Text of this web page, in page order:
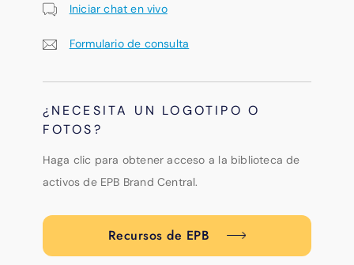
Iniciar chat en vivo
Formulario de consulta
¿NECESITA UN LOGOTIPO O
FOTOS?
Haga clic para obtener acceso a la biblioteca de
activos de EPB Brand Central.
Recursos de EPB